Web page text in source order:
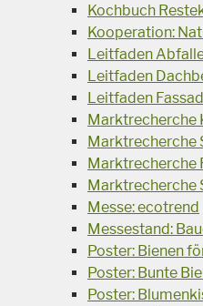
Kochbuch
Kooperation:
Leitfaden
Leitfaden
Leitfaden
Marktrecherche
Marktrecherche
Marktrecherche
Marktrecherche
Messe: ecotrend
Messestand:
Poster: Bienen
Poster: Bunte
Poster: